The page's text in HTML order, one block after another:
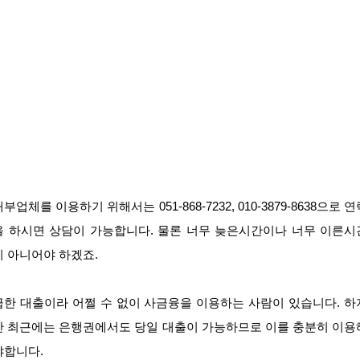
부업체를 이용하기 위해서는 051-868-7232, 010-3879-8638으로 연
하시면 상담이 가능합니다. 물론 너무 늦은시간이나 너무 이른시
아니어야 하겠죠.
한 대출이라 어쩔 수 없이 사금융을 이용하는 사람이 있습니다. 하
최근에는 은행권에서도 당일 대출이 가능하므로 이를 충분히 이용
합니다.